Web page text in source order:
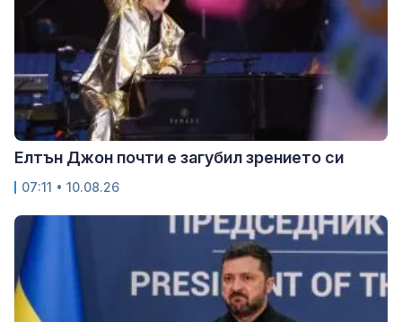
Елтън Джон почти е загубил зрението си
07:11 • 10.08.26